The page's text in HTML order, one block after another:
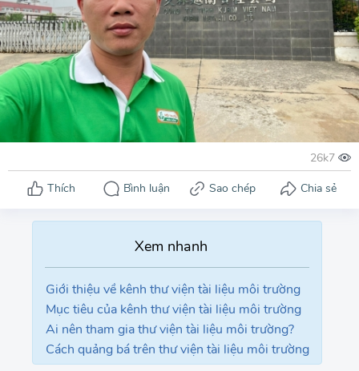
Giới thiệu về kênh thư viện tài liệu môi trường
Mục tiêu của kênh thư viện tài liệu môi trường
Ai nên tham gia thư viện tài liệu môi trường?
Cách quảng bá trên thư viện tài liệu môi trường